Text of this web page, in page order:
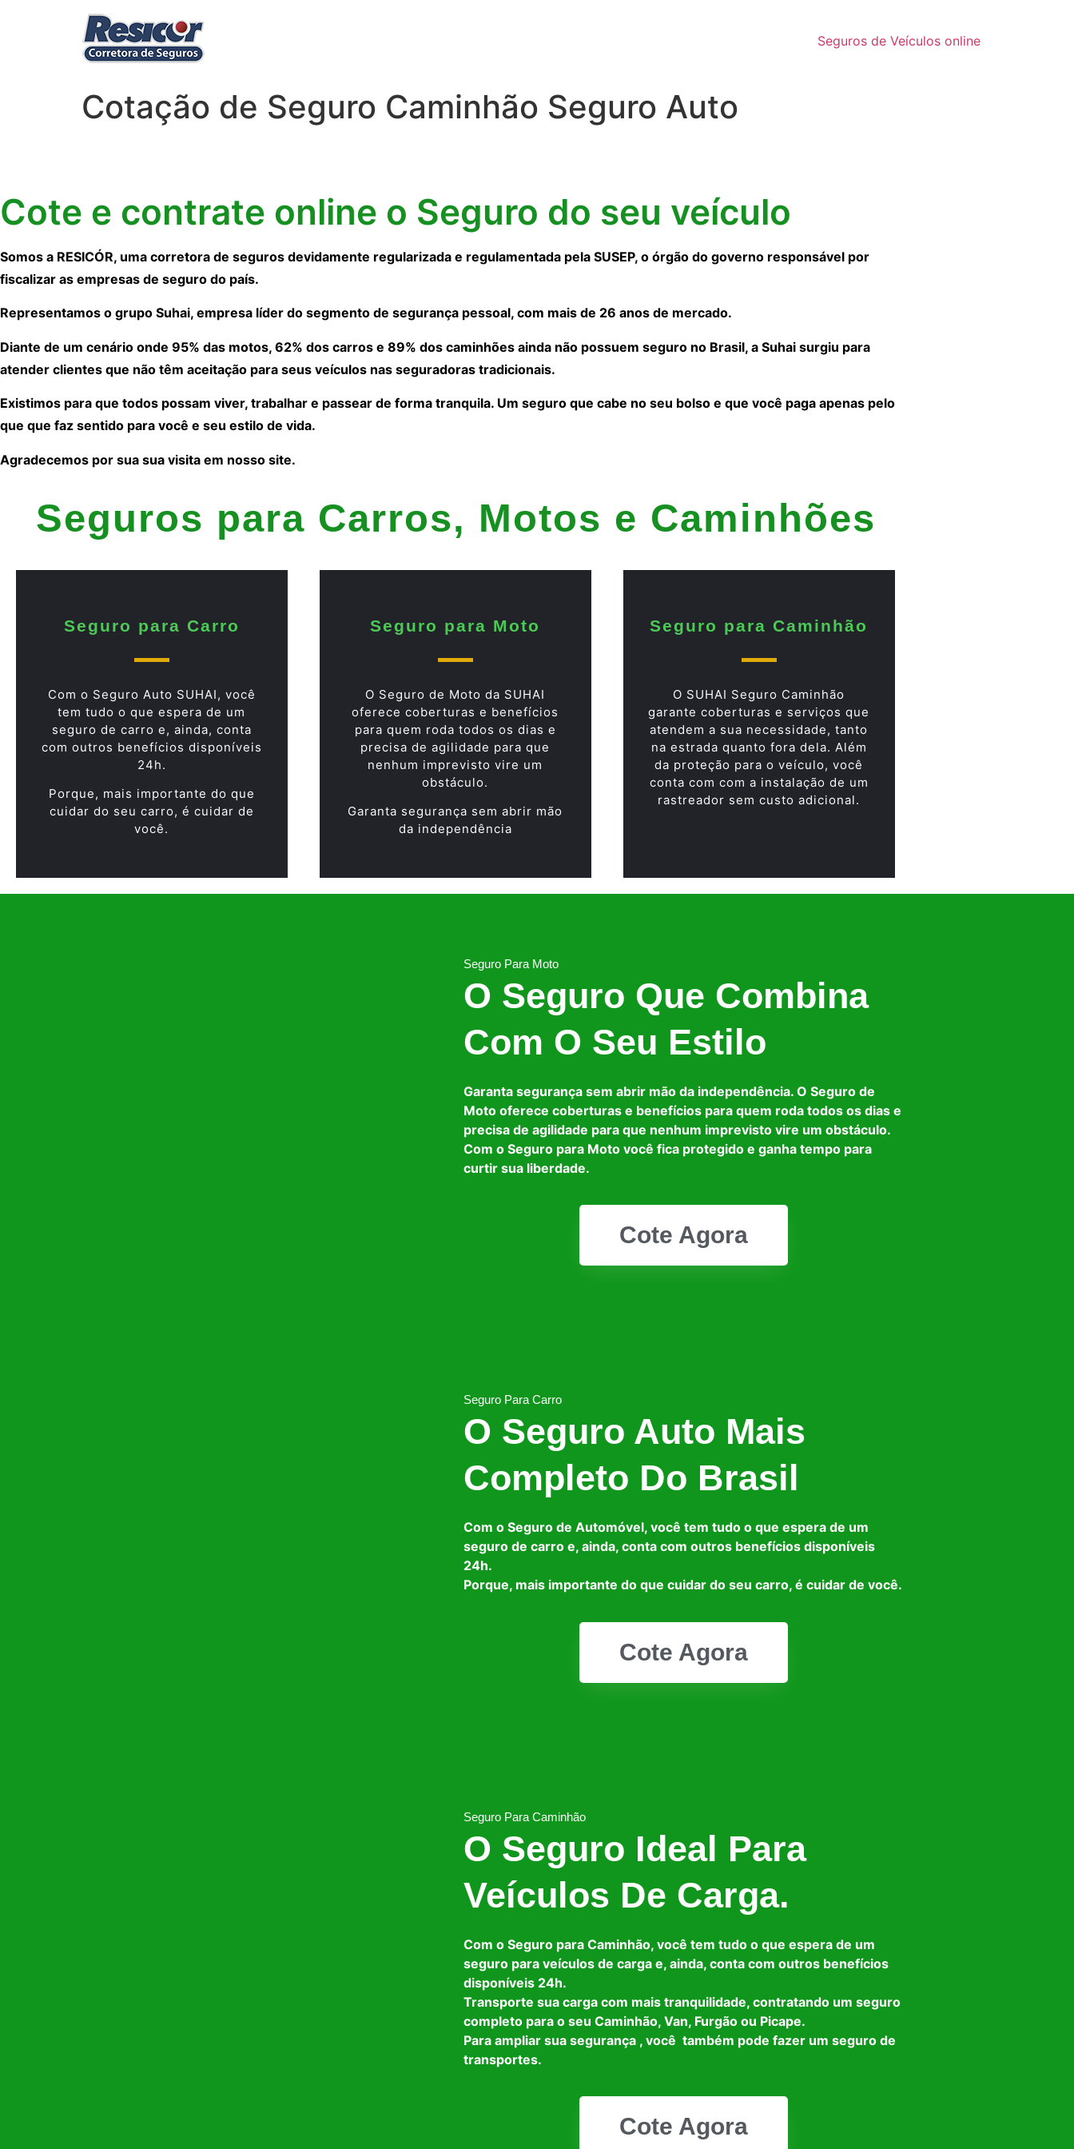
Seguros de Veículos online
Cotação de Seguro Caminhão Seguro Auto
Cote e contrate online o Seguro do seu veículo
Somos a RESICÓR, uma corretora de seguros devidamente regularizada e regulamentada pela SUSEP, o órgão do governo responsável por
fiscalizar as empresas de seguro do país.
Representamos o grupo Suhai, empresa líder do segmento de segurança pessoal, com mais de 26 anos de mercado.
Diante de um cenário onde 95% das motos, 62% dos carros e 89% dos caminhões ainda não possuem seguro no Brasil, a Suhai surgiu para
atender clientes que não têm aceitação para seus veículos nas seguradoras tradicionais.
Existimos para que todos possam viver, trabalhar e passear de forma tranquila. Um seguro que cabe no seu bolso e que você paga apenas pelo
que que faz sentido para você e seu estilo de vida.
Agradecemos por sua sua visita em nosso site.
Seguros para Carros, Motos e Caminhões
Seguro para Carro
Com o Seguro Auto SUHAI, você
tem tudo o que espera de um
seguro de carro e, ainda, conta
com outros benefícios disponíveis
24h.
Porque, mais importante do que
cuidar do seu carro, é cuidar de
você.
Seguro para Moto
O Seguro de Moto da SUHAI
oferece coberturas e benefícios
para quem roda todos os dias e
precisa de agilidade para que
nenhum imprevisto vire um
obstáculo.
Garanta segurança sem abrir mão
da independência
Seguro para Caminhão
O SUHAI Seguro Caminhão
garante coberturas e serviços que
atendem a sua necessidade, tanto
na estrada quanto fora dela. Além
da proteção para o veículo, você
conta com com a instalação de um
rastreador sem custo adicional.
Seguro Para Moto
O Seguro Que Combina
Com O Seu Estilo
Garanta segurança sem abrir mão da independência. O Seguro de
Moto oferece coberturas e benefícios para quem roda todos os dias e
precisa de agilidade para que nenhum imprevisto vire um obstáculo.
Com o Seguro para Moto você fica protegido e ganha tempo para
curtir sua liberdade.
Cote Agora
Seguro Para Carro
O Seguro Auto Mais
Completo Do Brasil
Com o Seguro de Automóvel, você tem tudo o que espera de um
seguro de carro e, ainda, conta com outros benefícios disponíveis
24h.
Porque, mais importante do que cuidar do seu carro, é cuidar de você.
Cote Agora
Seguro Para Caminhão
O Seguro Ideal Para
Veículos De Carga.
Com o Seguro para Caminhão, você tem tudo o que espera de um
seguro para veículos de carga e, ainda, conta com outros benefícios
disponíveis 24h.
Transporte sua carga com mais tranquilidade, contratando um seguro
completo para o seu Caminhão, Van, Furgão ou Picape.
Para ampliar sua segurança , você também pode fazer um seguro de
transportes.
Cote Agora